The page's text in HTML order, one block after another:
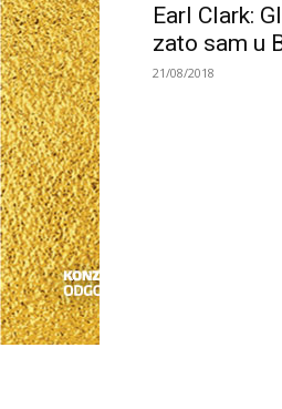
Earl Clark:
zato sam u
21/08/2018